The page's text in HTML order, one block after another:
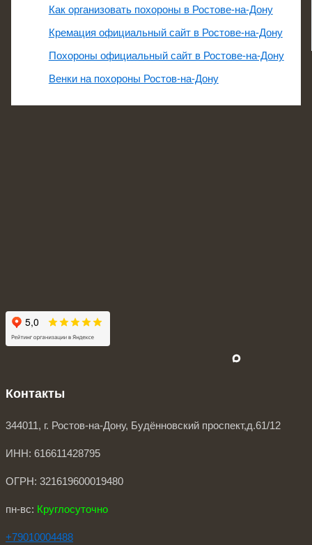
Как организовать похороны в Ростове-на-Дону
Кремация официальный сайт в Ростове-на-Дону
Похороны официальный сайт в Ростове-на-Дону
Венки на похороны Ростов-на-Дону
Контакты
344011, г. Ростов-на-Дону, Будённовский проспект,д.61/12
ИНН: 616611428795
ОГРН: 321619600019480
пн-вс: Круглосуточно
+79010004488